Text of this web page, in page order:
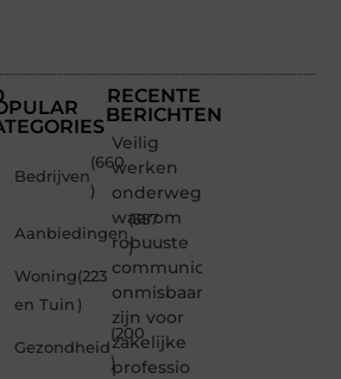
Bedrijven
(660
)
Aanbiedingen
(357
)
Woning
en Tuin
(223
)
Gezondheid
(200
)
RECENTE
BERICHTEN
Veilig
werken
onderweg:
waarom
robuuste
communicatiemiddelen
onmisbaar
zijn voor
zakelijke
professio